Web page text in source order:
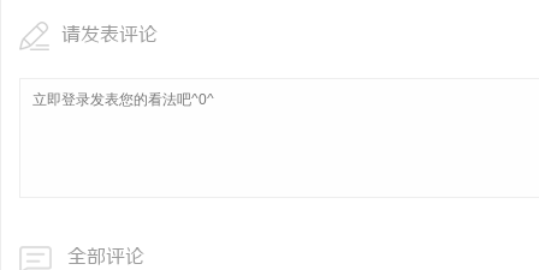
请发表评论
全部评论